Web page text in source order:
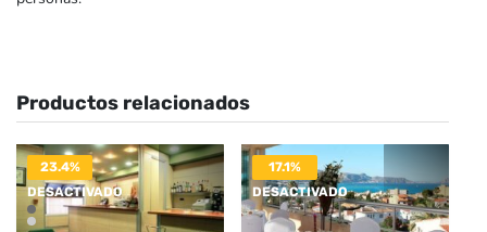
Productos relacionados
23.4%
DESACTIVADO
17.1%
DESACTIVADO